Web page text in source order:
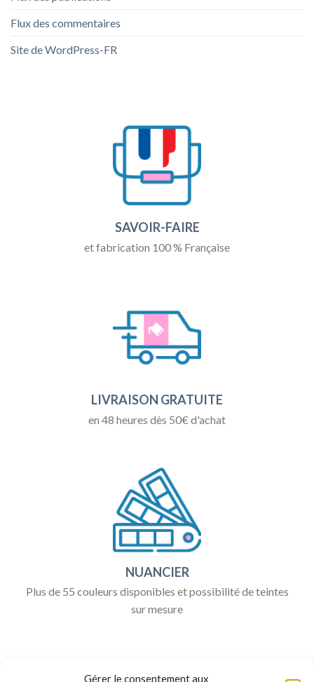
Gérer le consentement aux
Flux des commentaires
Site de WordPress-FR
SAVOIR-FAIRE
et fabrication 100 % Française
LIVRAISON GRATUITE
en 48 heures dès 50€ d'achat
NUANCIER
Plus de 55 couleurs disponibles et possibilité de teintes
sur mesure